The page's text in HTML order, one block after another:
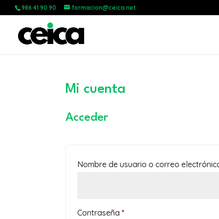
986 41 90 90 formacion@ceica.net
Mi cuenta
Acceder
Nombre de usuario o correo
Contraseña*